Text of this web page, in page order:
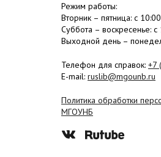
Режим работы:
Вторник – пятница: с
Суббота – воскресенье:
Выходной день –
Телефон для справок: +7
E-mail: ruslib@mgounb.ru
Политика обработки
МГОУНБ